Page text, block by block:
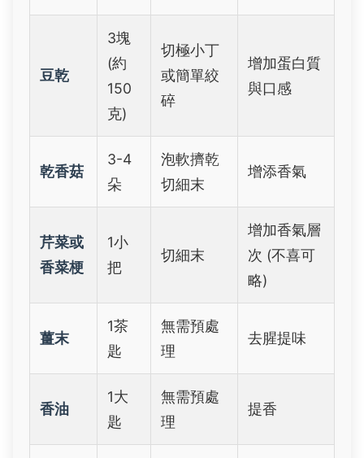
豆乾
3塊
(約
150
克)
切極小丁
或簡單絞
碎
增加蛋白質
與口感
乾香菇
3-4
朵
泡軟擠乾
切細末
增添香氣
芹菜或
香菜梗
1小
把
切細末
增加香氣層
次 (不喜可
略)
薑末
1茶
匙
無需預處
理
去腥提味
香油
1大
匙
無需預處
理
提香